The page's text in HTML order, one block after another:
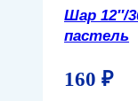
Шар 12″/
пастель
160 ₽